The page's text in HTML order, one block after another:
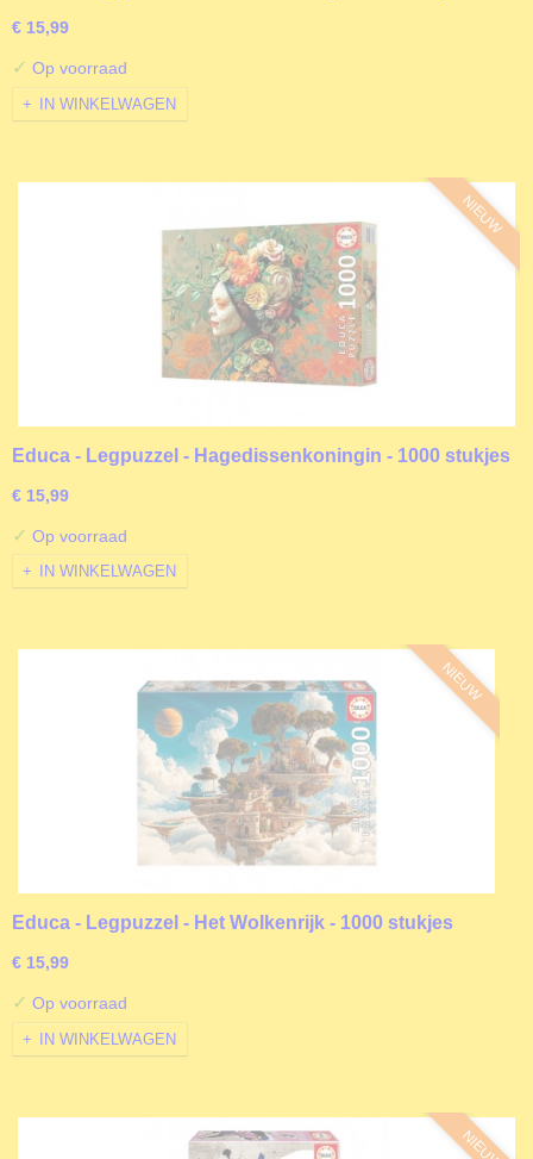
€ 15,99
✓ Op voorraad
IN WINKELWAGEN
NIEUW
Educa - Legpuzzel - Hagedissenkoningin - 1000 stukjes
€ 15,99
✓ Op voorraad
IN WINKELWAGEN
NIEUW
Educa - Legpuzzel - Het Wolkenrijk - 1000 stukjes
€ 15,99
✓ Op voorraad
IN WINKELWAGEN
NIEUW